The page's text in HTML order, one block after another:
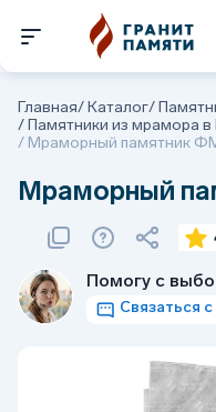
Главная/Каталог/
/Памятники из мрамора в
/ Мраморный памятник
Мраморный
Помогу с
Связаться